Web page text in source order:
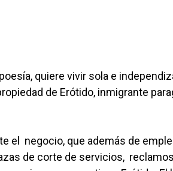
quiere vivir sola e
de Erótido, inmigrante
el negocio, que además de
de corte de servicios,